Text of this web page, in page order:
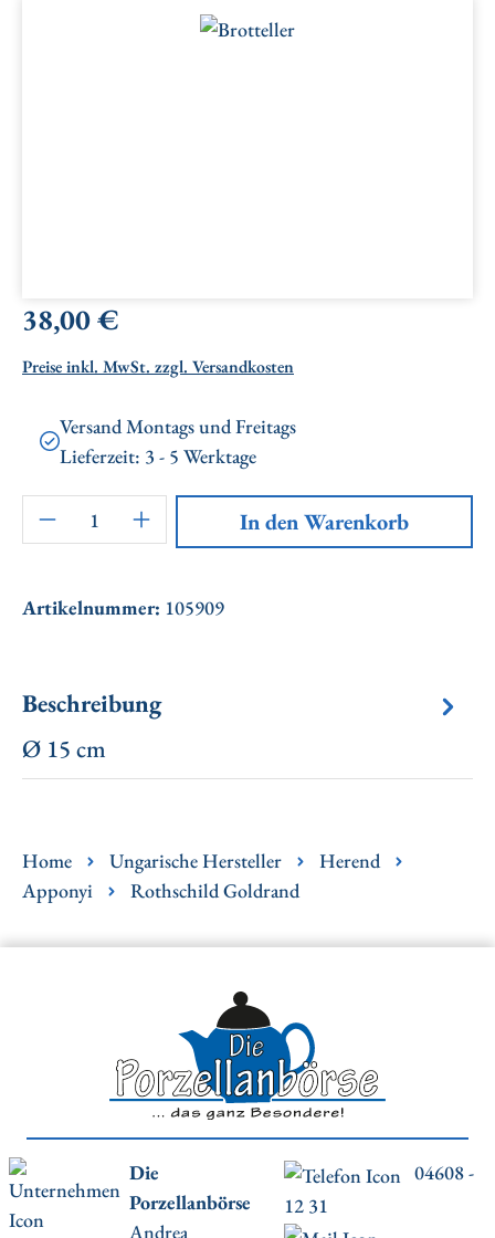
Bildergalerie überspringen
Regulärer Preis:
38,00 €
Preise inkl. MwSt. zzgl. Versandkosten
Versand Montags und Freitags
Lieferzeit: 3 - 5 Werktage
Artikel Anzahl: Gib den gewünschten
In den Warenkorb
Artikelnummer: 105909
Beschreibung
Ø 15 cm
Home Ungarische Hersteller
Herend
Apponyi
Rothschild Goldrand
Die
Porzellanbörse
Andrea
04608 -
12 31